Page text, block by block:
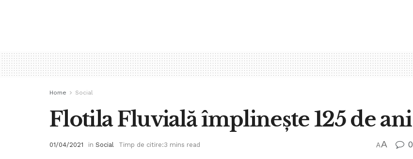
Home Social
Flotila Fluvială împlinește 125 de ani
01/04/2021 in Social Timp de citire:3 mins read AA 0